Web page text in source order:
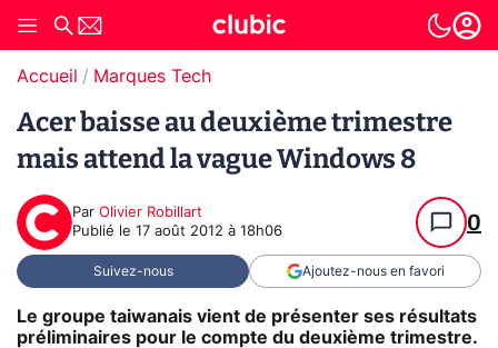
Accueil Marques Tech
Acer baisse au deuxième trimestre
mais attend la vague Windows 8
Par Olivier Robillart
Publié le 17 août 2012 à 18h06 0
Suivez-nous Ajoutez-nous en favori
Le groupe taiwanais vient de présenter ses résultats
préliminaires pour le compte du deuxième trimestre.